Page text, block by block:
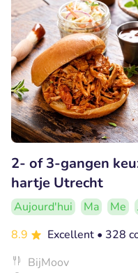
2- of 3-gangen
hartje Utrecht
Aujourd'hui Ma Me
8.9
Excellent • 328
BijMoov